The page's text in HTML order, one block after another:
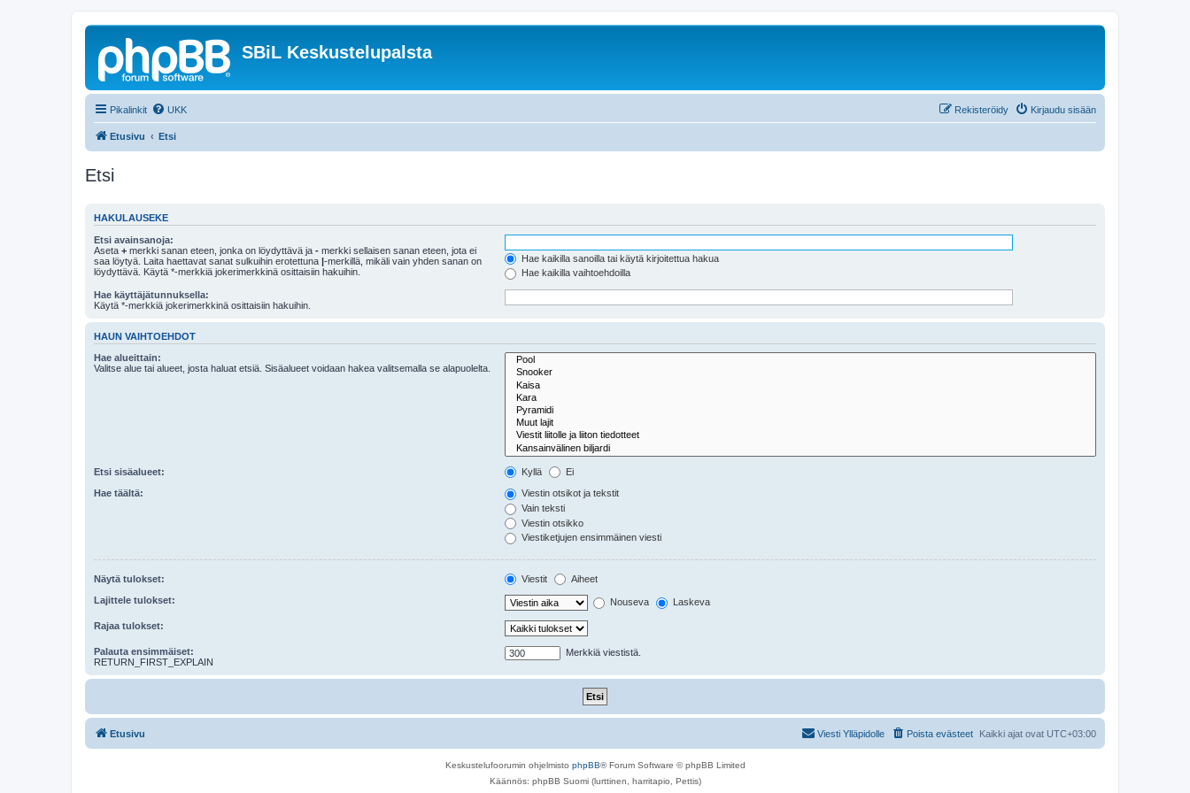
SBiL Keskustelupalsta
Pikalinkit UKK Kirjaudu sisään
Rekisteröidy
Etusivu Etsi
Etsi
HAKULAUSEKE
Etsi avainsanoja:
Aseta + merkki sanan eteen, jonka on löydyttävä ja - merkki sellaisen sanan eteen, jota ei
saa löytyä. Laita haettavat sanat sulkuihin erotettuna |-merkillä, mikäli vain yhden sanan on
löydyttävä. Käytä *-merkkiä jokerimerkkinä osittaisiin hakuihin.
Hae kaikilla sanoilla tai käytä kirjoitettua hakua
Hae kaikilla vaihtoehdoilla
Hae käyttäjätunnuksella:
Käytä *-merkkiä jokerimerkkinä osittaisiin hakuihin.
HAUN VAIHTOEHDOT
Hae alueittain:
Valitse alue tai alueet, josta haluat etsiä. Sisäalueet voidaan hakea valitsemalla se alapuolelta.
Etsi sisäalueet: Kyllä Ei
Hae täältä:
Viestin otsikot ja tekstit
Vain teksti
Viestin otsikko
Viestiketjujen ensimmäinen viesti
Näytä tulokset: Viestit Aiheet
Lajittele tulokset: Nouseva Laskeva
Rajaa tulokset:
Palauta ensimmäiset:
RETURN_FIRST_EXPLAIN
Merkkiä viestistä.
Etusivu Kaikki ajat ovat UTC+03:00
Poista evästeet
Viesti Ylläpidolle
Keskustelufoorumin ohjelmisto phpBB® Forum Software © phpBB Limited
Käännös: phpBB Suomi (lurttinen, harritapio, Pettis)